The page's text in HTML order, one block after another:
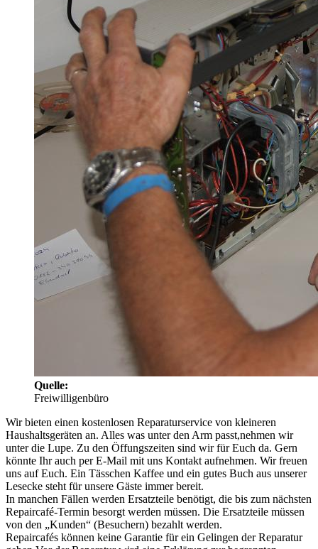
Quelle:
Freiwilligenbüro
Wir bieten einen kostenlosen Reparaturservice von kleineren
Haushaltsgeräten an. Alles was unter den Arm passt,nehmen wir
unter die Lupe. Zu den Öffungszeiten sind wir für Euch da. Gern
könnte Ihr auch per E-Mail mit uns Kontakt aufnehmen. Wir freuen
uns auf Euch. Ein Tässchen Kaffee und ein gutes Buch aus unserer
Lesecke steht für unsere Gäste immer bereit.
In manchen Fällen werden Ersatzteile benötigt, die bis zum nächsten
Repaircafé-Termin besorgt werden müssen. Die Ersatzteile müssen
von den „Kunden“ (Besuchern) bezahlt werden.
Repaircafés können keine Garantie für ein Gelingen der Reparatur